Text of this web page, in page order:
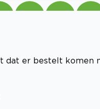
dat er bestelt komen